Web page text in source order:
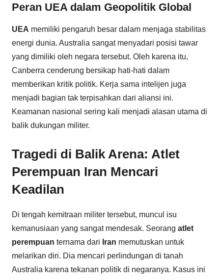
Peran UEA dalam Geopolitik Global
UEA memiliki pengaruh besar dalam menjaga stabilitas
energi dunia. Australia sangat menyadari posisi tawar
yang dimiliki oleh negara tersebut. Oleh karena itu,
Canberra cenderung bersikap hati-hati dalam
memberikan kritik politik. Kerja sama intelijen juga
menjadi bagian tak terpisahkan dari aliansi ini.
Keamanan nasional sering kali menjadi alasan utama di
balik dukungan militer.
Tragedi di Balik Arena: Atlet
Perempuan Iran Mencari
Keadilan
Di tengah kemitraan militer tersebut, muncul isu
kemanusiaan yang sangat mendesak. Seorang atlet
perempuan ternama dari Iran memutuskan untuk
melarikan diri. Dia mencari perlindungan di tanah
Australia karena tekanan politik di negaranya. Kasus ini